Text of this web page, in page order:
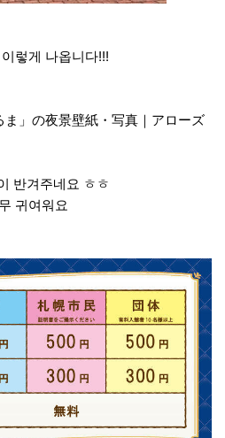
렇게 나옵니다!!!
반겨주네요 ㅎㅎ
귀여워요